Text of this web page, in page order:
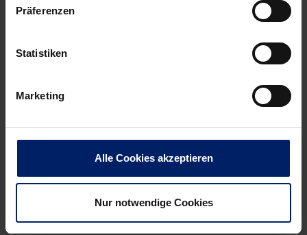
Präferenzen
Statistiken
Marketing
Alle Cookies akzeptieren
Nur notwendige Cookies
Rhein-Neckar Löwen
0 Tore 0
– / – – / –
7 Meter %